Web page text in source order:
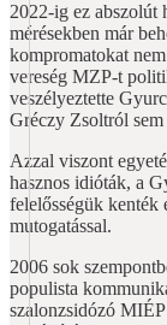
2022-ig ez abszolút
mérésekben már
kompromatokat
vereség MZP-t
veszélyeztette
Gréczy Zsoltról
Azzal viszont
hasznos idióták, a
felelősségük
mutogatással.
2006 sok
populista
szalonzsidózó